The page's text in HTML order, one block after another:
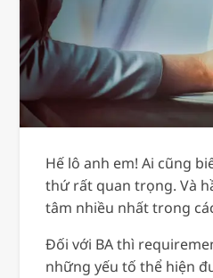
Hế lô anh em! Ai cũng
thứ rất quan trọng. Và
tâm nhiều nhất trong
Đối với BA thì
những yếu tố thể hiện